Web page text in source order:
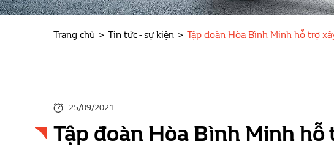
Trang chủ Tin tức - sự kiện Tập đoàn Hòa Bình Minh hỗ trợ
25/09/2021
Tập đoàn Hòa Bình Minh